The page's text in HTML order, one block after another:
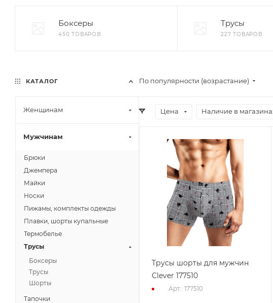
Боксеры
450 ТОВАРОВ
Трусы
227 ТОВАРОВ
По популярности (возрастание)
Цена Наличие в
Трусы шорты для мужчин
Clever 177510
Арт.: 177510
КАТАЛОГ
Женщинам
Мужчинам
Брюки
Джемпера
Майки
Носки
Пижамы, комплекты одежды
Плавки, шорты купальные
Термобелье
Трусы
Боксеры
Трусы
Шорты
Тапочки